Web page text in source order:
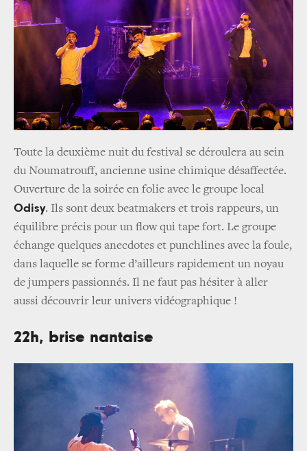
Toute la deuxième nuit du festival se déroulera au sein
du Noumatrouff, ancienne usine chimique désaffectée.
Ouverture de la soirée en folie avec le groupe local
Odisy. Ils sont deux beatmakers et trois rappeurs, un
équilibre précis pour un flow qui tape fort. Le groupe
échange quelques anecdotes et punchlines avec la foule,
dans laquelle se forme d’ailleurs rapidement un noyau
de jumpers passionnés. Il ne faut pas hésiter à aller
aussi découvrir leur univers vidéographique !
22h, brise nantaise